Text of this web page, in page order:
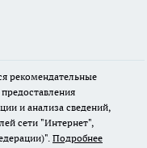
рекомендательные
и анализа сведений,
сети "Интернет",
Подробнее